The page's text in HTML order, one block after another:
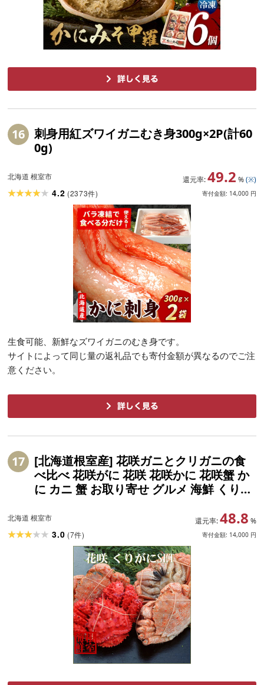
16
刺身用紅ズワイガニむき身300g×2P(計60
0g)
北海道 根室市 還元率: 49.2 % (※)
寄付金額: 14,000 円
4.2 (2373件)
生食可能、新鮮なズワイガニのむき身です。
サイトによって同じ量の返礼品でも寄付金額が異なるのでご注
意ください。
17
[北海道根室産] 花咲ガニとクリガニの食
べ比べ 花咲がに 花咲 花咲かに 花咲蟹 か
に カニ 蟹 お取り寄せ グルメ 海鮮 くりが
北海道 根室市 還元率: 48.8 %
寄付金額: 14,000 円
3.0 (7件)